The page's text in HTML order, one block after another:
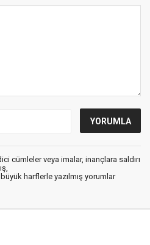
cümleler veya imalar, inançlara saldırı
harflerle yazılmış yorumlar